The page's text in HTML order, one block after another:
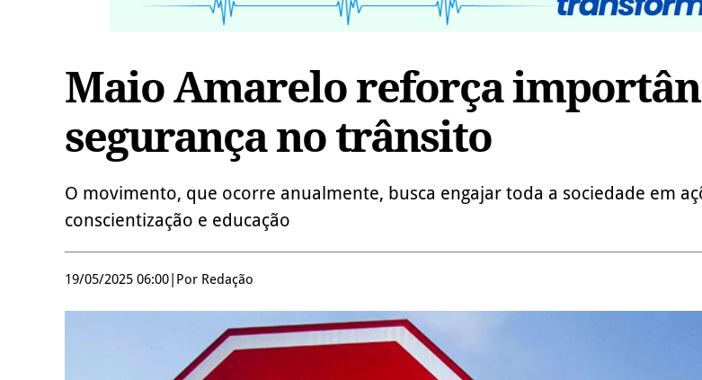
Maio Amarelo reforça
segurança no trânsito
O movimento, que ocorre anualmente, busca engajar toda a sociedade em
conscientização e educação
19/05/2025 06:00 Por Redação